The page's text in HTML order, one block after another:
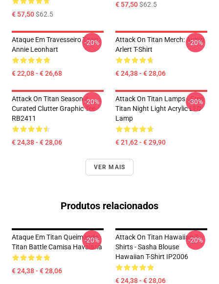
€ 57,50$62.5
€ 57,50$62.5
Ataque Em Travesseiro Titan:
Annie Leonhart
€ 22,08 - € 26,68
-20%
Attack On Titan Merch: Armin
Arlert T-Shirt
€ 24,38 - € 28,06
-20%
Attack On Titan Season 4
Curated Clutter Graphic Tee
RB2411
€ 24,38 - € 28,06
-20%
Attack On Titan Lamps - Eren
Titan Night Light Acrylic LED
Lamp
€ 21,62 - € 29,90
-30%
VER MAIS
Produtos relacionados
Ataque Em Titan Queimando
Titan Battle Camisa Havaiana
€ 24,38 - € 28,06
-20%
Attack On Titan Hawaiian T-
Shirts - Sasha Blouse
Hawaiian T-Shirt IP2006
€ 24,38 - € 28,06
-20%